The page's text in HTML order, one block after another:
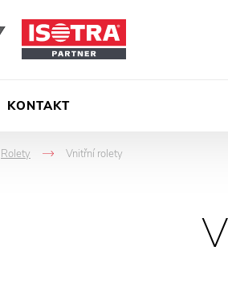
KONTAKT
->
Rolety Vnitřní rolety